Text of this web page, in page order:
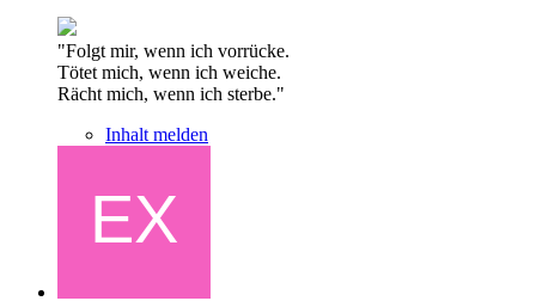
"Folgt mir, wenn ich vorrücke.
Tötet mich, wenn ich weiche.
Rächt mich, wenn ich sterbe."
Inhalt melden